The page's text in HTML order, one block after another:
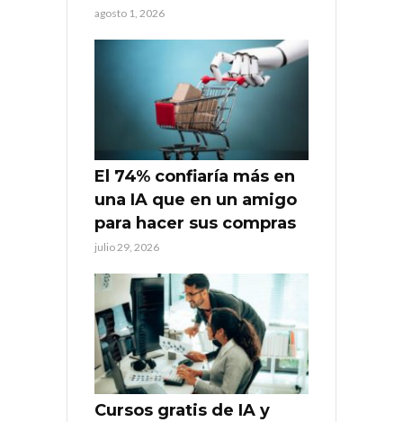
agosto 1, 2026
El 74% confiaría más en
una IA que en un amigo
para hacer sus compras
julio 29, 2026
Cursos gratis de IA y